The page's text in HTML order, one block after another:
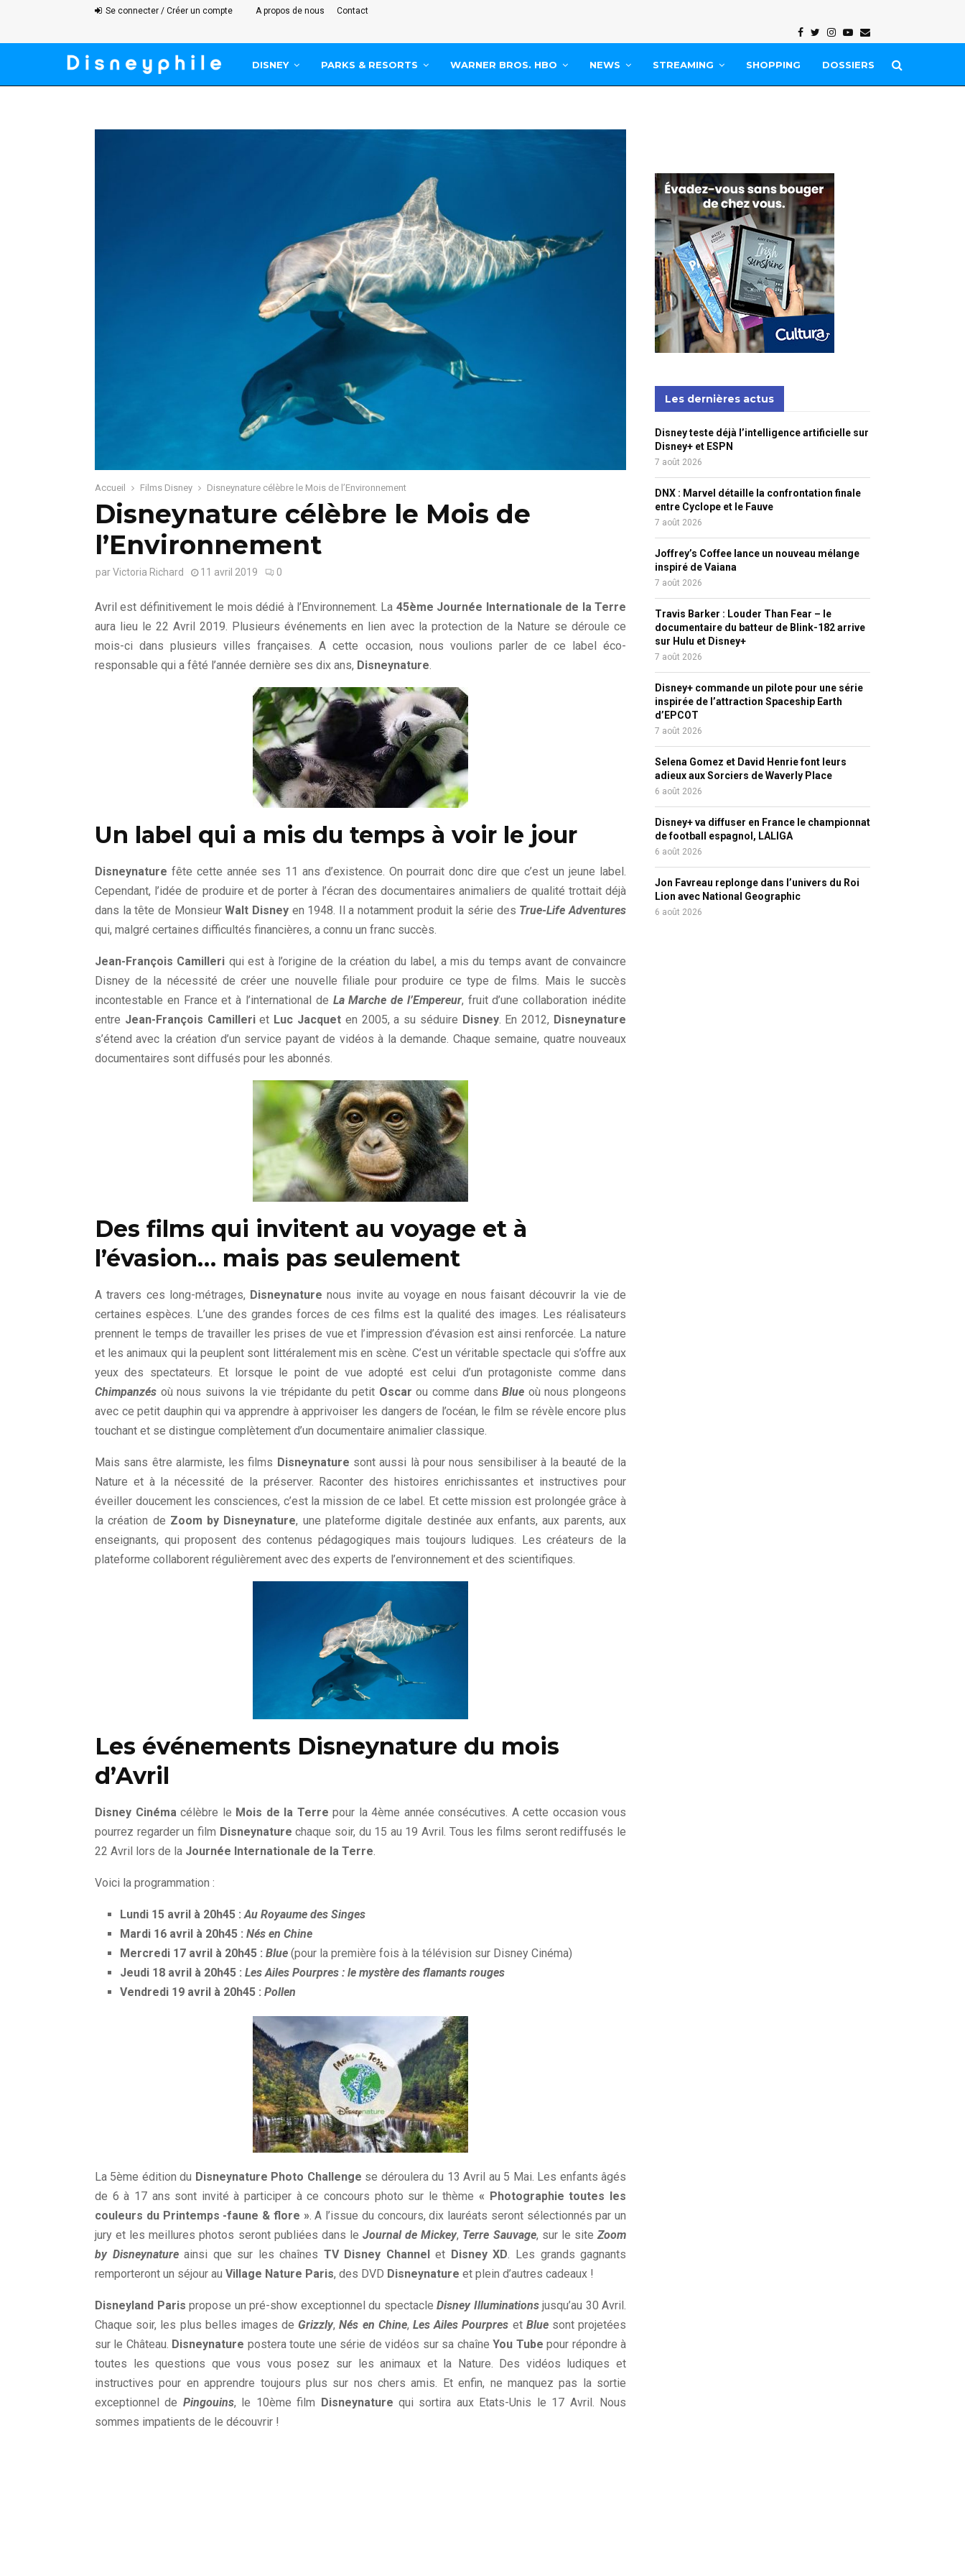
Se connecter / Créer un compte A propos de nous Contact
Facebook
Twitter
Instagram
Youtube
Email
DISNEY PARKS & RESORTS WARNER BROS. HBO NEWS STREAMING SHOPPING DOSSIERS
Accueil Films Disney Disneynature célèbre le Mois de l’Environnement
Disneynature célèbre le Mois de
l’Environnement
parVictoria Richard 11 avril 2019 0
Avril est définitivement le mois dédié à l’Environnement. La 45ème Journée Internationale de la Terre
aura lieu le 22 Avril 2019. Plusieurs événements en lien avec la protection de la Nature se déroule ce
mois-ci dans plusieurs villes françaises. A cette occasion, nous voulions parler de ce label éco-
responsable qui a fêté l’année dernière ses dix ans, Disneynature.
Un label qui a mis du temps à voir le jour
Disneynature fête cette année ses 11 ans d’existence. On pourrait donc dire que c’est un jeune label.
Cependant, l’idée de produire et de porter à l’écran des documentaires animaliers de qualité trottait déjà
dans la tête de MonsieurWalt Disneyen 1948. Il a notamment produit la série des True-Life Adventures
qui, malgré certaines difficultés financières, a connu un franc succès.
Jean-François Camilleri qui est à l’origine de la création du label, a mis du temps avant de convaincre
Disney de la nécessité de créer une nouvelle filiale pour produire ce type de films. Mais le succès
incontestable en France et à l’international de La Marche de l’Empereur, fruit d’une collaboration inédite
entre Jean-François Camilleriet Luc Jacqueten 2005, a su séduire Disney. En 2012, Disneynature
s’étend avec la création d’un service payant de vidéos à la demande. Chaque semaine, quatre nouveaux
documentaires sont diffusés pour les abonnés.
Des films qui invitent au voyage et à
l’évasion… mais pas seulement
A travers ces long-métrages, Disneynature nous invite au voyage en nous faisant découvrir la vie de
certaines espèces. L’une des grandes forces de ces films est la qualité des images. Les réalisateurs
prennent le temps de travailler les prises de vue et l’impression d’évasion est ainsi renforcée. La nature
et les animaux qui la peuplent sont littéralement mis en scène. C’est un véritable spectacle qui s’offre aux
yeux des spectateurs. Et lorsque le point de vue adopté est celui d’un protagoniste comme dans
Chimpanzés où nous suivons la vie trépidante du petit Oscar ou comme dansBlue où nous plongeons
avec ce petit dauphin qui va apprendre à apprivoiser les dangers de l’océan, le film se révèle encore plus
touchant et se distingue complètement d’un documentaire animalier classique.
Mais sans être alarmiste, les films Disneynature sont aussi là pour nous sensibiliser à la beauté de la
Nature et à la nécessité de la préserver. Raconter des histoires enrichissantes et instructives pour
éveiller doucement les consciences, c’est la mission de ce label. Et cette mission est prolongée grâce à
la création de Zoom by Disneynature, une plateforme digitale destinée aux enfants, aux parents, aux
enseignants, qui proposent des contenus pédagogiques mais toujours ludiques. Les créateurs de la
plateforme collaborent régulièrement avec des experts de l’environnement et des scientifiques.
Les événements Disneynature du mois
d’Avril
Disney Cinémacélèbre le Mois de la Terre pour la 4ème année consécutives. A cette occasion vous
pourrez regarder un film Disneynature chaque soir, du 15 au 19 Avril. Tous les films seront rediffusés le
22 Avril lors de la Journée Internationale de la Terre.
Voici la programmation :
Lundi 15 avril à 20h45 :Au Royaume des Singes
Mardi 16 avril à 20h45 : Nés en Chine
Mercredi 17 avril à 20h45 : Blue (pour la première fois à la télévision sur Disney Cinéma)
Jeudi 18 avril à 20h45 : Les Ailes Pourpres : le mystère des flamants rouges
Vendredi 19 avril à 20h45 : Pollen
La 5ème édition du Disneynature Photo Challenge se déroulera du 13 Avril au 5 Mai. Les enfants âgés
de 6 à 17 ans sont invité à participer à ce concours photo sur le thème« Photographie toutes les
couleurs du Printemps -faune & flore ». A l’issue du concours, dix lauréats seront sélectionnés par un
jury et les meillures photos seront publiées dans leJournal de Mickey, Terre Sauvage, sur le siteZoom
by Disneynatureainsi que sur les chaînes TV Disney Channel et Disney XD. Les grands gagnants
remporteront un séjour au Village Nature Paris, des DVD Disneynature et plein d’autres cadeaux !
Disneyland Paris propose un pré-show exceptionnel du spectacle Disney Illuminationsjusqu’au 30 Avril.
Chaque soir, les plus belles images deGrizzly,Nés en Chine, Les Ailes Pourpres et Bluesont projetées
sur le Château. Disneynature postera toute une série de vidéos sur sa chaîneYou Tube pour répondre à
toutes les questions que vous vous posez sur les animaux et la Nature. Des vidéos ludiques et
instructives pour en apprendre toujours plus sur nos chers amis. Et enfin, ne manquez pas la sortie
exceptionnel de Pingouins, le 10ème film Disneynature qui sortira aux Etats-Unis le 17 Avril. Nous
sommes impatients de le découvrir !
Les dernières actus
Disney teste déjà l’intelligence artificielle sur
Disney+ et ESPN
7 août 2026
DNX : Marvel détaille la confrontation finale
entre Cyclope et le Fauve
7 août 2026
Joffrey’s Coffee lance un nouveau mélange
inspiré de Vaiana
7 août 2026
Travis Barker : Louder Than Fear – le
documentaire du batteur de Blink-182 arrive
sur Hulu et Disney+
7 août 2026
Disney+ commande un pilote pour une série
inspirée de l’attraction Spaceship Earth
d’EPCOT
7 août 2026
Selena Gomez et David Henrie font leurs
adieux aux Sorciers de Waverly Place
6 août 2026
Disney+ va diffuser en France le championnat
de football espagnol, LALIGA
6 août 2026
Jon Favreau replonge dans l’univers du Roi
Lion avec National Geographic
6 août 2026